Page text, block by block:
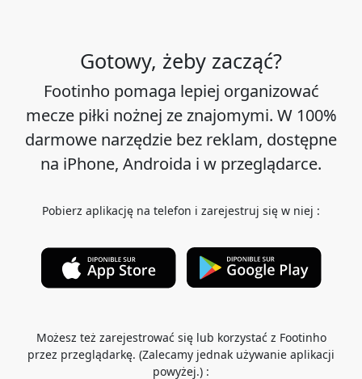
Gotowy, żeby zacząć?
Footinho pomaga lepiej organizować
mecze piłki nożnej ze znajomymi. W 100%
darmowe narzędzie bez reklam, dostępne
na iPhone, Androida i w przeglądarce.
Pobierz aplikację na telefon i zarejestruj się w niej :
Możesz też zarejestrować się lub korzystać z Footinho
przez przeglądarkę. (Zalecamy jednak używanie aplikacji
powyżej.) :